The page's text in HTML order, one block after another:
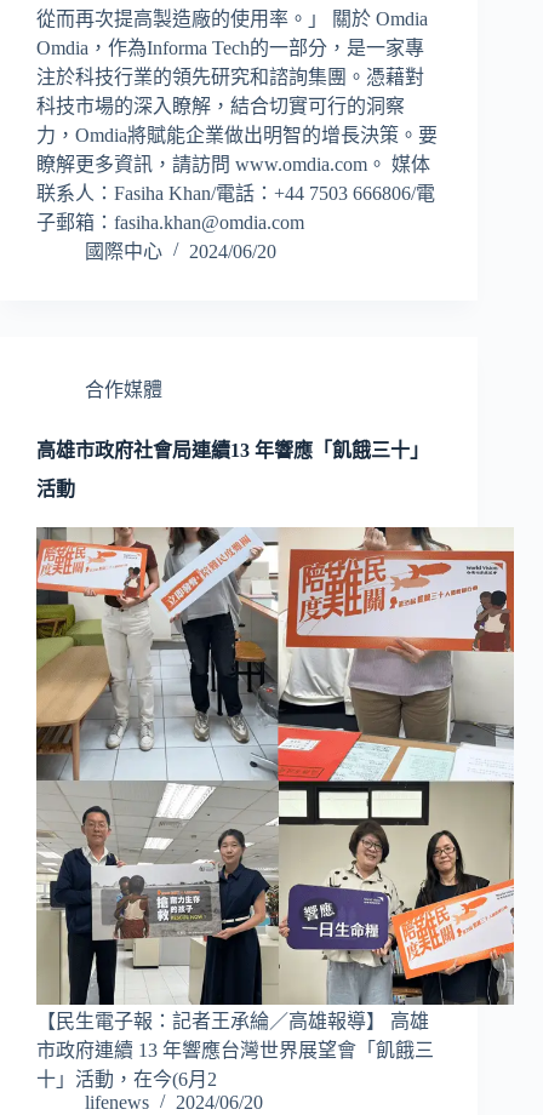
從而再次提高製造廠的使用率。」 關於 Omdia
Omdia，作為Informa Tech的一部分，是一家專
注於科技行業的領先研究和諮詢集團。憑藉對
科技市場的深入瞭解，結合切實可行的洞察
力，Omdia將賦能企業做出明智的增長決策。要
瞭解更多資訊，請訪問 www.omdia.com。 媒体
联系人：Fasiha Khan/電話：+44 7503 666806/電
子郵箱： fasiha.khan@omdia.com
國際中心
2024/06/20
合作媒體
高雄市政府社會局連續13 年響應「飢餓三十」
活動
【民生電子報：記者王承綸／高雄報導】 高雄
市政府連續 13 年響應台灣世界展望會「飢餓三
十」活動，在今(6月2
lifenews
2024/06/20